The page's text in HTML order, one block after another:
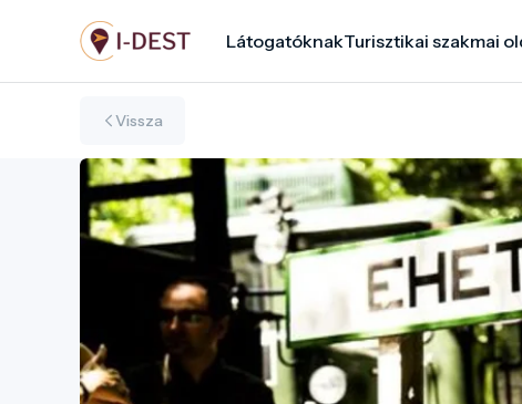
tartalomra
LátogatóknakTurisztikai szakmai
Vissza